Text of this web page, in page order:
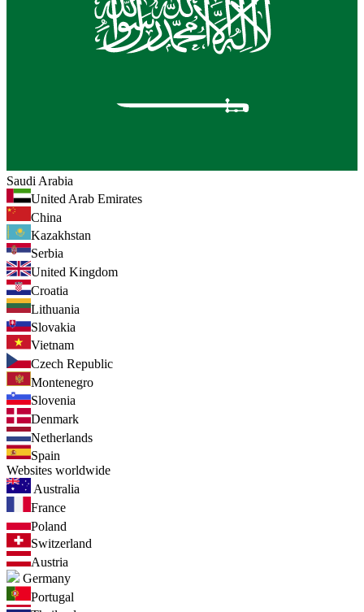
Saudi Arabia
United Arab Emirates
China
Kazakhstan
Serbia
United Kingdom
Croatia
Lithuania
Slovakia
Vietnam
Czech Republic
Montenegro
Slovenia
Denmark
Netherlands
Spain
Websites worldwide
Australia
France
Poland
Switzerland
Austria
Germany
Portugal